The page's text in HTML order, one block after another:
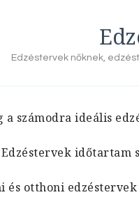
Edzéstervek nőknek,
számodra ideális
Edzéstervek időtartam
és otthoni edzéstervek